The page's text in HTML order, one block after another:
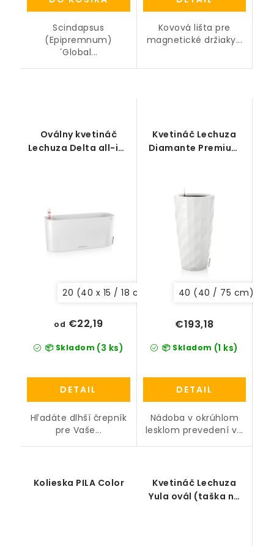
Scindapsus
(Epipremnum)
´Global...
Kovová lišta pre
magnetické držiaky...
Oválny kvetináč
Lechuza Delta all-in-
20 (40 x 15 / 18 cm) 10 (30 x 11 / 13 cm)
📦 Skladom (3 ks)
od €22,19
DETAIL
Hľadáte dlhší črepník
pre Vaše...
Kvetináč Lechuza
Diamante Premium
40 (40 / 75 cm)
📦 Skladom (1 ks)
€193,18
DETAIL
Nádoba v okrúhlom
lesklom prevedení v...
Kolieska PILA Color
Kvetináč Lechuza
Yula ovál (taška na